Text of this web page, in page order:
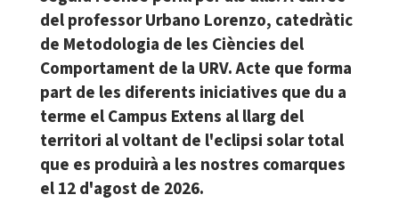
del professor Urbano Lorenzo, catedràtic
de Metodologia de les Ciències del
Comportament de la URV. Acte que forma
part de les diferents iniciatives que du a
terme el Campus Extens al llarg del
territori al voltant de l'eclipsi solar total
que es produirà a les nostres comarques
el 12 d'agost de 2026.